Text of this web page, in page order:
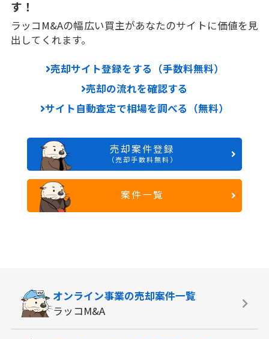
す！
ラッコM&Aの幅広い買主があなたのサイトに価値を見
出してくれます。
売却サイト登録をする（手数料無料）
売却の流れを確認する
サイト自動査定で相場を調べる（無料）
売却案件登録
（売却手数料無料）
案件一覧
オンライン事業の売却案件一覧
ラッコM&A